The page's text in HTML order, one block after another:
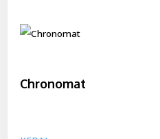
Chronomat